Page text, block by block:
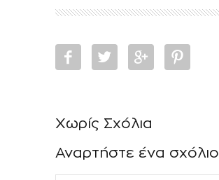
Χωρίς Σχόλια
Αναρτήστε ένα σχόλιο